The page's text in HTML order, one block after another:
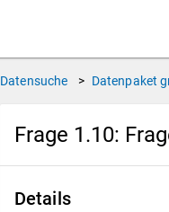
Datensuche > Datenpaket
Frage 1.10:
Details